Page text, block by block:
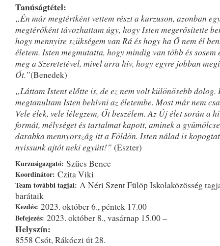
Tanúságtétel:
„Én már megtértként vettem részt a kurzuson, azonban
megtérőként távozhattam úgy, hogy Isten megerősítette
hogy mennyire szükségem van Rá és hogy ha Ő nem él
életem. Isten megmutatta, hogy mindig van több és sosem
meg a Szeretetével, mivel arra hív, hogy egyre jobban
Őt.”(Benedek)
„Láttam Istent előtte is, de ez nem volt különösebb dolog.
megtanultam Isten behívni az életembe. Most már nem
Vele élek, vele lélegzem, Őt beszélem. Az Új élet során a
formát, mélységet és tartalmat kapott, aminek a
darabka mennyország itt a Földön. Isten nálad is
nyissunk ajtót neki együtt!” (Eszter)
Kurzusigazgató: Szücs Bence
Koordinátor: Czita Viki
Team további tagjai: A Néri Szent Fülöp Iskolaközösség
barátaik
Kezdés: 2023. október 6., péntek 17.00 –
Befejezés: 2023. október 8., vasárnap 15.00 –
Helyszín:
8558 Csót, Rákóczi út 28.